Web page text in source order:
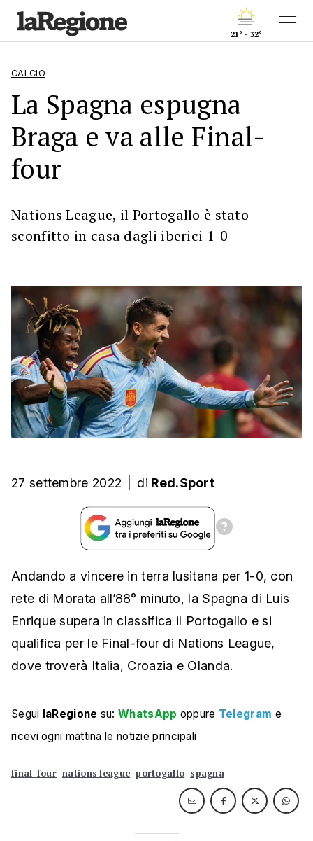
21° - 32°
CALCIO
La Spagna espugna
Braga e va alle Final-
four
Nations League, il Portogallo è stato
sconfitto in casa dagli iberici 1-0
27 settembre 2022 di Red.Sport
Andando a vincere in terra lusitana per 1-0, con
rete di Morata all’88° minuto, la Spagna di Luis
Enrique supera in classifica il Portogallo e si
qualifica per le Final-four di Nations League,
dove troverà Italia, Croazia e Olanda.
Segui laRegione su:WhatsApp oppure Telegram e
ricevi ogni mattina le notizie principali
final-four nations league portogallo spagna